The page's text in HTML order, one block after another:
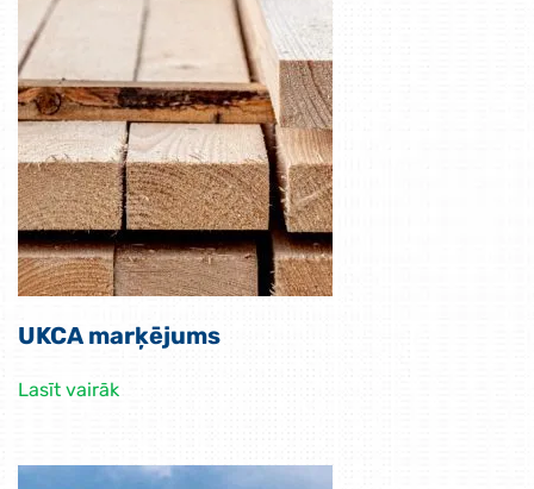
UKCA marķējums
Lasīt vairāk